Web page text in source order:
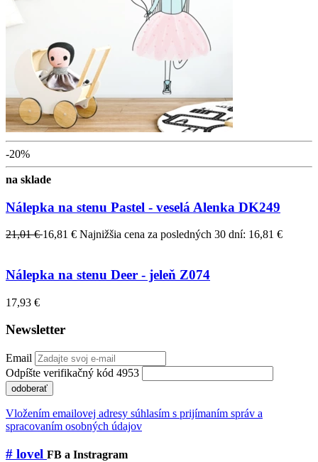
-20%
na sklade
Nálepka na stenu Pastel - veselá Alenka DK249
21,01 €16,81 € Najnižšia cena za posledných 30 dní: 16,81 €
Nálepka na stenu Deer - jeleň Z074
17,93 €
Newsletter
Email
Odpíšte verifikačný kód 4953
odoberať
Vložením emailovej adresy súhlasím s prijímaním správ a
spracovaním osobných údajov
# lovel FB a Instragram